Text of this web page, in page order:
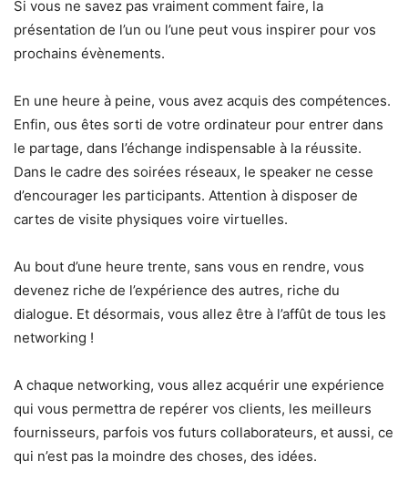
Si vous ne savez pas vraiment comment faire, la
présentation de l’un ou l’une peut vous inspirer pour vos
prochains évènements.
En une heure à peine, vous avez acquis des compétences.
Enfin, ous êtes sorti de votre ordinateur pour entrer dans
le partage, dans l’échange indispensable à la réussite.
Dans le cadre des soirées réseaux, le speaker ne cesse
d’encourager les participants. Attention à disposer de
cartes de visite physiques voire virtuelles.
Au bout d’une heure trente, sans vous en rendre, vous
devenez riche de l’expérience des autres, riche du
dialogue. Et désormais, vous allez être à l’affût de tous les
networking !
A chaque networking, vous allez acquérir une expérience
qui vous permettra de repérer vos clients, les meilleurs
fournisseurs, parfois vos futurs collaborateurs, et aussi, ce
qui n’est pas la moindre des choses, des idées.